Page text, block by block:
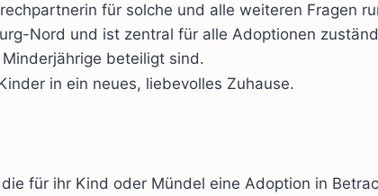
für solche und alle weiteren Fragen
Nord und ist zentral für alle Adoptionen
beteiligt sind.
in ein neues, liebevolles Zuhause.
für ihr Kind oder Mündel eine Adoption in